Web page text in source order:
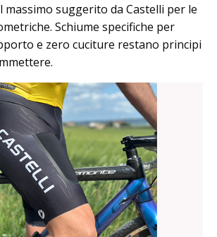
il massimo suggerito da Castelli per le
Schiume specifiche per
e zero cuciture restano principi